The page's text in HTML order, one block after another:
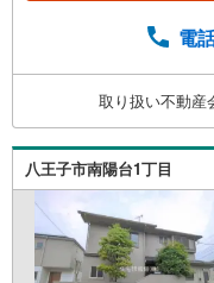
ご提供いたし
運用・相続など
を問わず、安心
無料駐車場、キ
も安心です。の
ます。
電
取り扱い不動産
八王子市南陽台1丁目